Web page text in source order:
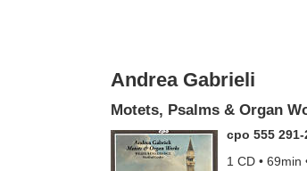
Andrea Gabrieli
Motets, Psalms & Organ
cpo 555 291-
1 CD • 69min